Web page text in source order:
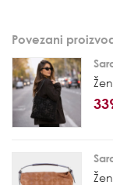
Povezani